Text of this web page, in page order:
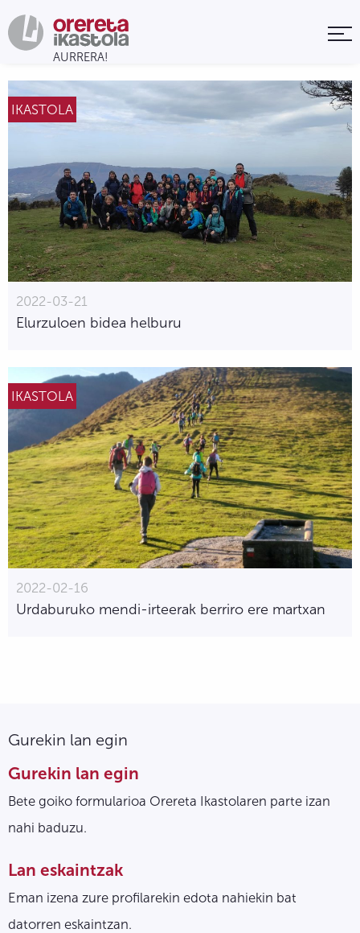
IKASTOLA
2022-03-21
Elurzuloen bidea helburu
IKASTOLA
2022-02-16
Urdaburuko mendi-irteerak berriro ere martxan
Gurekin lan egin
Gurekin lan egin
Bete goiko formularioa Orereta Ikastolaren parte izan
nahi baduzu.
Lan eskaintzak
Eman izena zure profilarekin edota nahiekin bat
datorren eskaintzan.